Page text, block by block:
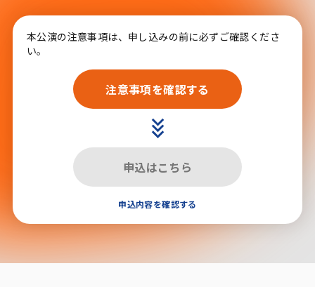
本公演の注意事項は、申し込みの前に必ずご確認くださ
い。
注意事項を確認する
申込はこちら
申込内容を確認する